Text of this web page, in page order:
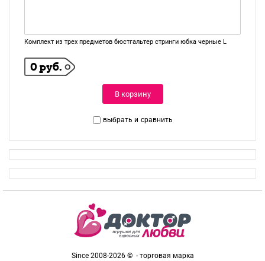
Комплект из трех предметов бюстгальтер стринги юбка черные L
0 руб.
В корзину
выбрать и сравнить
Since 2008-2026 © - торговая марка